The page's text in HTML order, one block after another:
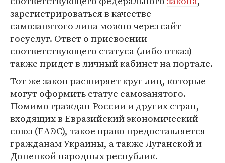
зарегистрироваться в качестве
самозанятого лица можно через сайт
госуслуг. Ответ о присвоении
соответствующего статуса (либо отказ)
также придет в личный кабинет на портале.
Тот же закон расширяет круг лиц, которые
могут оформить статус самозанятого.
Помимо граждан России и других стран,
входящих в Евразийский экономический
союз (ЕАЭС), такое право предоставляется
гражданам Украины, а также Луганской и
Донецкой народных республик.